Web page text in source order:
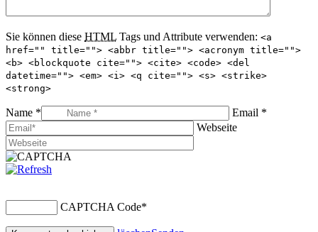
Sie können diese HTML Tags und Attribute verwenden: <a
href="" title=""> <abbr title=""> <acronym title="">
<b> <blockquote cite=""> <cite> <code> <del
datetime=""> <em> <i> <q cite=""> <s> <strike>
<strong>
Name *
Email *
Webseite
CAPTCHA Code*